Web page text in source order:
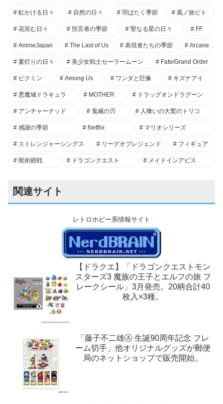
虹かける日々 自然の日々 羽ばたく季節 風ノ旅ビト
花笑む日々 預言者の季節 聖なる星の日々 FF
AnimeJapan The Last of Us 表現者たちの季節 Arcane
夏灯りの日々 美少女戦士セーラームーン Fate/Grand Order
ピクミン Among Us ワンダと巨像 キズナアイ
悪魔城ドラキュラ MOTHER ドラッグオンドラグーン
アンチャーテッド 鬼滅の刃 人喰いの大鷲のトリコ
感謝の季節 Netflix マリオシリーズ
ストレンジャーシングス リーグオブレジェンド フィギュア
呪術廻戦 ドラゴンクエスト メイドインアビス
関連サイト
レトロホビー系情報サイト
【ドラクエ】「ドラゴンクエストモン
スターズ3 魔族の王子とエルフの旅 フ
レークシール」3月発売。20柄合計40
枚入×3種。
「藤子不二雄Ⓐ 生誕90周年記念 フレ
ーム切手」他オリジナルグッズが郵便
局のネットショップで販売開始。